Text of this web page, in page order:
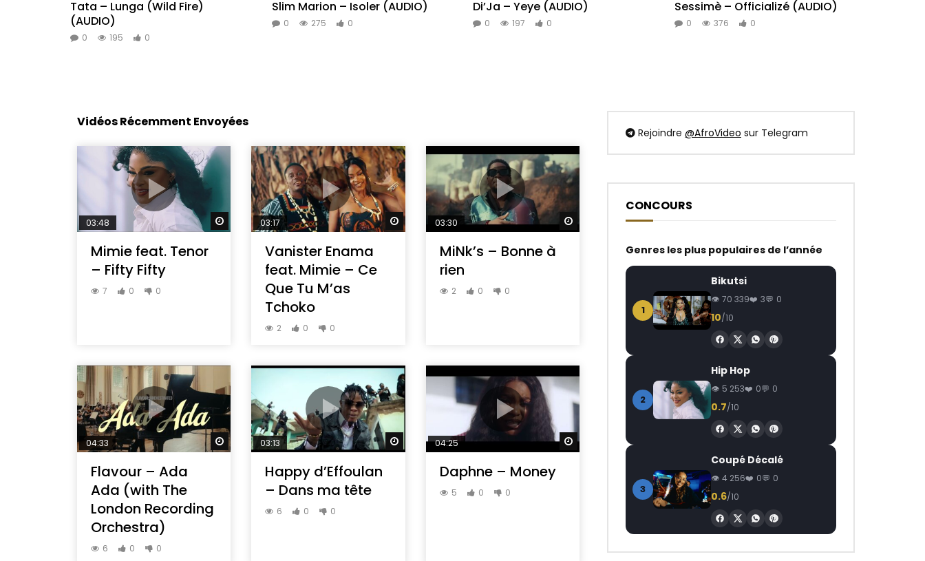
Tata – Lunga (Wild Fire)
(AUDIO)
0 195 0
Slim Marion – Isoler (AUDIO)
0 275 0
Di’Ja – Yeye (AUDIO)
0 197 0
Sessimè – Officializé (AUDIO)
0 376 0
Vidéos Récemment Envoyées
Regarder Plus Tard
03:48
Mimie feat. Tenor
– Fifty Fifty
7 0 0
Regarder Plus Tard
03:17
Vanister Enama
feat. Mimie – Ce
Que Tu M’as
Tchoko
2 0 0
Regarder Plus Tard
03:30
MiNk’s – Bonne à
rien
2 0 0
Regarder Plus Tard
04:33
Flavour – Ada
Ada (with The
London Recording
Orchestra)
6 0 0
Regarder Plus Tard
03:13
Happy d’Effoulan
– Dans ma tête
6 0 0
Regarder Plus Tard
04:25
Daphne – Money
5 0 0
Rejoindre @AfroVideo sur Telegram
CONCOURS
Genres les plus populaires de l’année
1
Bikutsi
70 339 3 0
10/10
2
Hip Hop
5 253 0 0
0.7/10
3
Coupé Décalé
4 256 0 0
0.6/10